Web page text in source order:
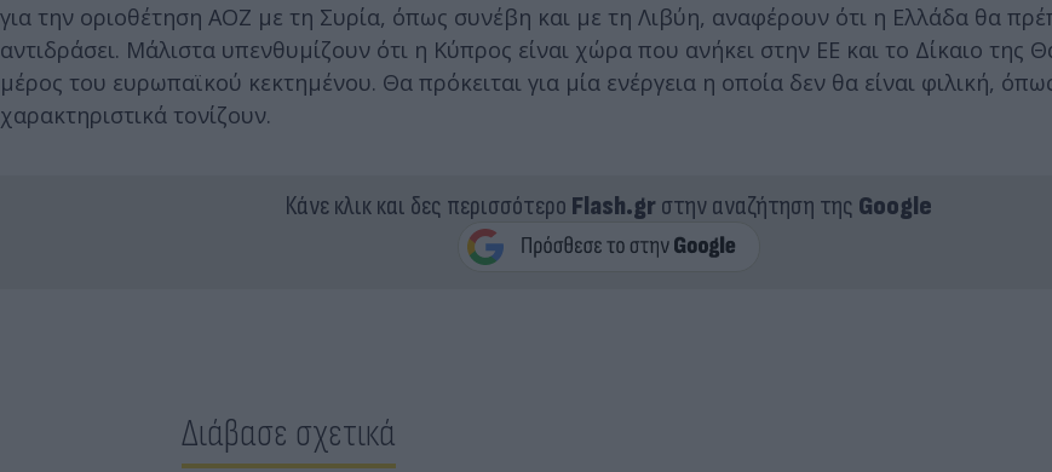
για την οριοθέτηση ΑΟΖ με τη Συρία, όπως συνέβη και με τη Λιβύη, αναφέρουν ότι η Ελλάδα θα
αντιδράσει. Μάλιστα υπενθυμίζουν ότι η Κύπρος είναι χώρα που ανήκει στην ΕΕ και το Δίκαιο της
μέρος του ευρωπαϊκού κεκτημένου. Θα πρόκειται για μία ενέργεια η οποία δεν θα είναι φιλική,
χαρακτηριστικά τονίζουν.
Κάνε κλικ και δες περισσότερο Flash.grστην αναζήτηση της Google
Διάβασε σχετικά